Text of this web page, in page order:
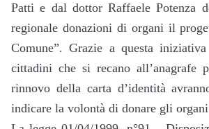
Patti e dal dottor Raffaele Potenza
regionale donazioni di organi il
Comune”. Grazie a questa
cittadini che si recano
rinnovo della carta d’identità
indicare la volontà di donare gli